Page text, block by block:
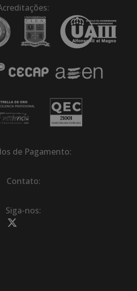
de Pagamento:
Contato:
Siga-nos: